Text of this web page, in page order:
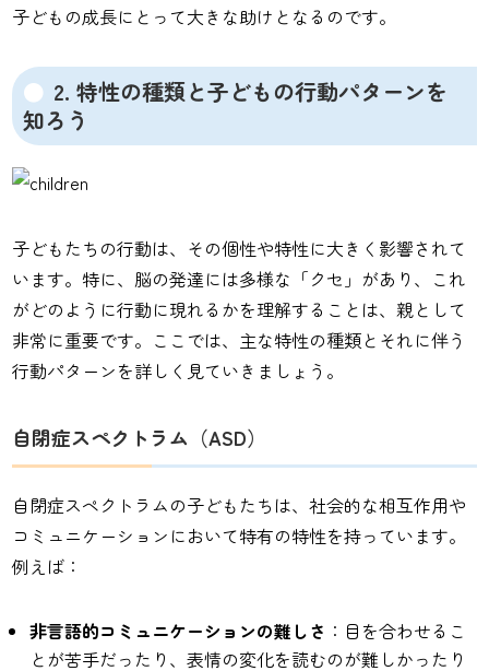
子どもの成長にとって大きな助けとなるのです。
2. 特性の種類と子どもの行動パターンを
知ろう
子どもたちの行動は、その個性や特性に大きく影響されて
います。特に、脳の発達には多様な「クセ」があり、これ
がどのように行動に現れるかを理解することは、親として
非常に重要です。ここでは、主な特性の種類とそれに伴う
行動パターンを詳しく見ていきましょう。
自閉症スペクトラム（ASD）
自閉症スペクトラムの子どもたちは、社会的な相互作用や
コミュニケーションにおいて特有の特性を持っています。
例えば：
非言語的コミュニケーションの難しさ ：目を合わせるこ
とが苦手だったり、表情の変化を読むのが難しかったり